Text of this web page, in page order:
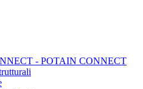
- POTAIN CONNECT